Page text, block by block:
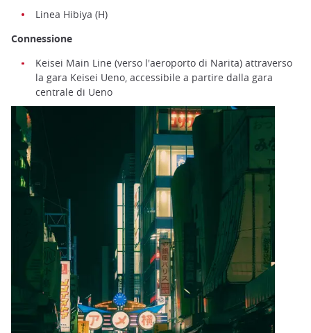
Linea Hibiya (H)
Connessione
Keisei Main Line (verso l'aeroporto di Narita) attraverso
la gara Keisei Ueno, accessibile a partire dalla gara
centrale di Ueno